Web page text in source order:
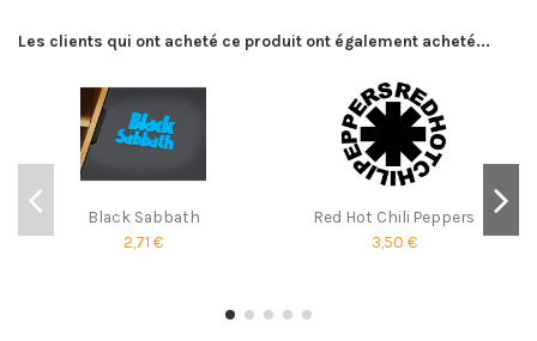
Les clients qui ont acheté ce produit ont également acheté...
Black Sabbath
2,71 €
Red Hot Chili Peppers
3,50 €